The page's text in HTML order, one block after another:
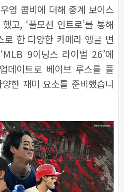
영 콤비에 더해 중계 보이스
고, ‘풀모션 인트로’를 통해
로 한 다양한 카메라 앵글 변
9이닝스 라이벌 26’에
데이트로 베이브 루스를 플
한 재미 요소를 준비했습니